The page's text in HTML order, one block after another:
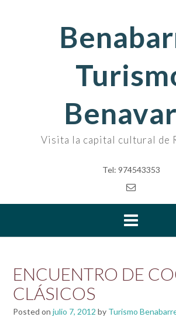
Visita la capital cultural de
Tel: 974543353
ENCUENTRO DE
CLÁSICOS
Posted on julio 7, 2012 by Turismo